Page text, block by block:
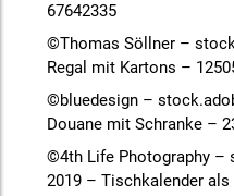
67642335
©Thomas Söllner –
Regal mit Kartons –
©bluedesign –
Douane mit Schranke –
©4th Life Photography –
2019 – Tischkalender